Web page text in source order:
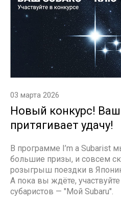
03 марта 2026
Новый конкурс! Ваш
притягивает удачу!
В программе I’m a Subarist
большие призы, и совсем
розыгрыш поездки в
А пока вы ждёте,
субаристов — "Мой Subaru".